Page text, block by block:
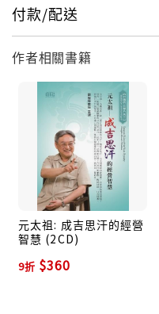
付款/配送
作者相關書籍
元太祖: 成吉思汗的經營
智慧 (2CD)
9折 $360